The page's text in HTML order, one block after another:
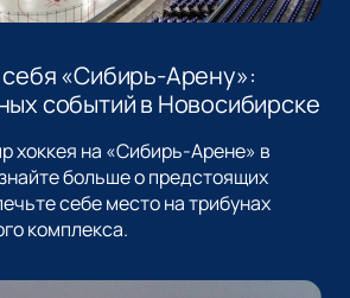
«Сибирь-Арену»:
событий в Новосибирске
хоккея на «Сибирь-Арене» в
больше о предстоящих
себе место на трибунах
комплекса.